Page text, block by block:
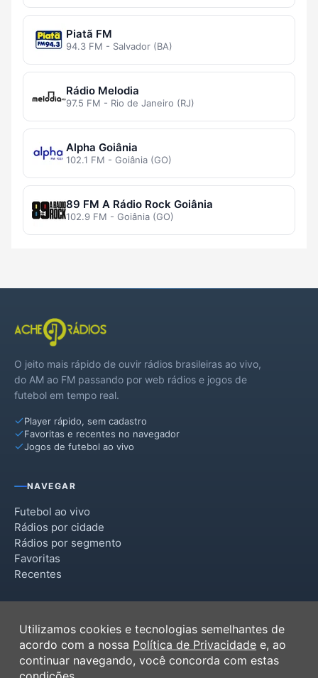
Piatã FM
94.3 FM - Salvador (BA)
Rádio Melodia
97.5 FM - Rio de Janeiro (RJ)
Alpha Goiânia
102.1 FM - Goiânia (GO)
89 FM A Rádio Rock Goiânia
102.9 FM - Goiânia (GO)
O jeito mais rápido de ouvir rádios brasileiras ao vivo,
do AM ao FM passando por web rádios e jogos de
futebol em tempo real.
Player rápido, sem cadastro
Favoritas e recentes no navegador
Jogos de futebol ao vivo
NAVEGAR
Futebol ao vivo
Rádios por cidade
Rádios por segmento
Favoritas
Recentes
Termos de Uso
Política de Privacidade
Ferramentas
Utilizamos cookies e tecnologias semelhantes de
acordo com a nossa Política de Privacidade e, ao
continuar navegando, você concorda com estas